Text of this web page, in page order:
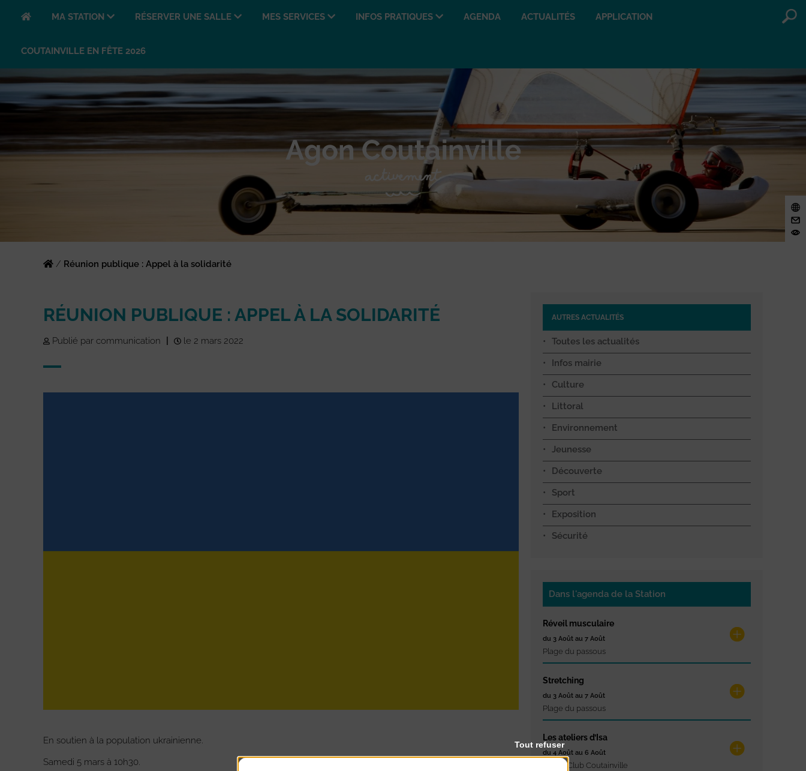
MA STATION RÉSERVER UNE SALLE MES SERVICES INFOS PRATIQUES AGENDA ACTUALITÉS APPLICATION
COUTAINVILLE EN FÊTE 2026
/ Réunion publique : Appel à la solidarité
RÉUNION PUBLIQUE : APPEL À LA SOLIDARITÉ
Publié par communication le 2 mars 2022
En soutien à la population ukrainienne.
Samedi 5 mars à 10h30.
AUTRES ACTUALITÉS
Toutes les actualités
Infos mairie
Culture
Littoral
Environnement
Jeunesse
Découverte
Sport
Exposition
Sécurité
Dans l'agenda de la Station
Réveil musculaire
du 3 Août au 7 Août
Plage du passous
Stretching
du 3 Août au 7 Août
Plage du passous
Les ateliers d’Isa
du 4 Août au 6 Août
Tennis Club Coutainville
Tout refuser